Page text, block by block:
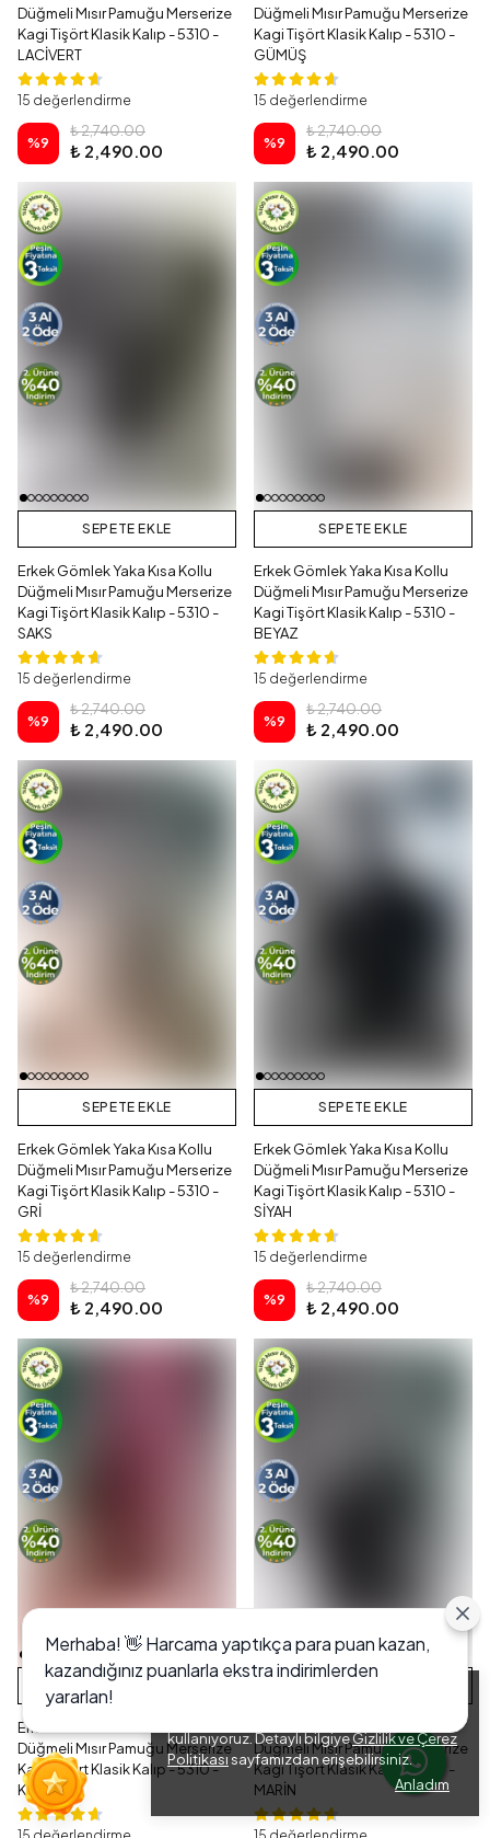
kullanıyoruz. Detaylı bilgiyeGizlilik ve Çerez
Politikasısayfamızdan erişebilirsiniz.
Anladım
Düğmeli Mısır Pamuğu Merserize
Kagi Tişört Klasik Kalıp - 5310 -
LACİVERT
15 değerlendirme
%9
₺ 2,740.00
₺ 2,490.00
Düğmeli Mısır Pamuğu Merserize
Kagi Tişört Klasik Kalıp - 5310 -
GÜMÜŞ
15 değerlendirme
%9
₺ 2,740.00
₺ 2,490.00
SEPETE EKLE
Erkek Gömlek Yaka Kısa Kollu
Düğmeli Mısır Pamuğu Merserize
Kagi Tişört Klasik Kalıp - 5310 -
SAKS
15 değerlendirme
%9
₺ 2,740.00
₺ 2,490.00
SEPETE EKLE
Erkek Gömlek Yaka Kısa Kollu
Düğmeli Mısır Pamuğu Merserize
Kagi Tişört Klasik Kalıp - 5310 -
BEYAZ
15 değerlendirme
%9
₺ 2,740.00
₺ 2,490.00
SEPETE EKLE
Erkek Gömlek Yaka Kısa Kollu
Düğmeli Mısır Pamuğu Merserize
Kagi Tişört Klasik Kalıp - 5310 -
GRİ
15 değerlendirme
%9
₺ 2,740.00
₺ 2,490.00
SEPETE EKLE
Erkek Gömlek Yaka Kısa Kollu
Düğmeli Mısır Pamuğu Merserize
Kagi Tişört Klasik Kalıp - 5310 -
SİYAH
15 değerlendirme
%9
₺ 2,740.00
₺ 2,490.00
SEPETE EKLE
Erkek Gömlek Yaka Kısa Kollu
Düğmeli Mısır Pamuğu Merserize
Kagi Tişört Klasik Kalıp - 5310 -
KIRMIZI
Düğmeli Mısır Pamuğu Merserize
Kagi Tişört Klasik Kalıp - 5310 -
MARİN
Merhaba! 👋 Harcama yaptıkça para puan kazan,
kazandığınız puanlarla ekstra indirimlerden
yararlan!